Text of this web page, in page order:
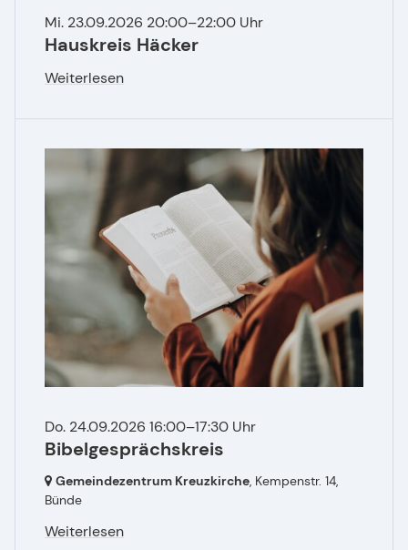
Mi. 23.09.2026 20:00–22:00 Uhr
Hauskreis Häcker
Weiterlesen
Do. 24.09.2026 16:00–17:30 Uhr
Bibelgesprächskreis
Gemeindezentrum Kreuzkirche, Kempenstr. 14,
Bünde
Weiterlesen